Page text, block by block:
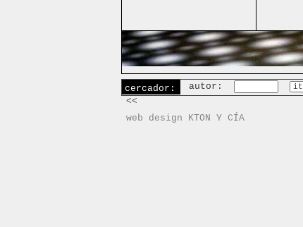
cercador: autor:
<<
web design KTON Y CÍA